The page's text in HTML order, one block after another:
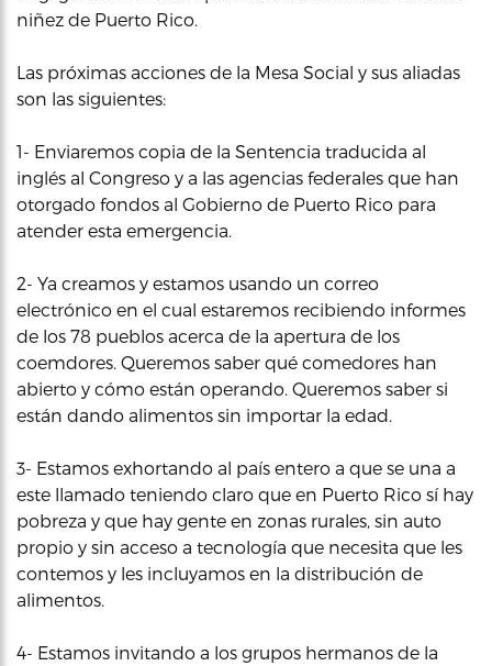
niñez de Puerto Rico.
Las próximas acciones de la Mesa Social y sus aliadas
son las siguientes:
1- Enviaremos copia de la Sentencia traducida al
inglés al Congreso y a las agencias federales que han
otorgado fondos al Gobierno de Puerto Rico para
atender esta emergencia.
2- Ya creamos y estamos usando un correo
electrónico en el cual estaremos recibiendo informes
de los 78 pueblos acerca de la apertura de los
coemdores. Queremos saber qué comedores han
abierto y cómo están operando. Queremos saber si
están dando alimentos sin importar la edad.
3- Estamos exhortando al país entero a que se una a
este llamado teniendo claro que en Puerto Rico sí hay
pobreza y que hay gente en zonas rurales, sin auto
propio y sin acceso a tecnología que necesita que les
contemos y les incluyamos en la distribución de
alimentos.
4- Estamos invitando a los grupos hermanos de la